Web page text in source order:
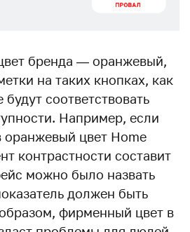
бренда — оранжевый,
на таких кнопках, как
соответствовать
Например, если
оранжевый цвет Home
контрастности составит
можно было назвать
должен быть
фирменный цвет в